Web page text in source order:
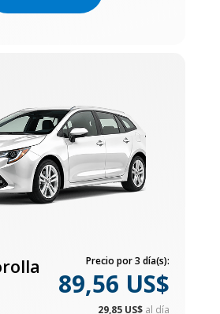
Precio por 3 día(s):
89,56 US$
29,85 US$ al día